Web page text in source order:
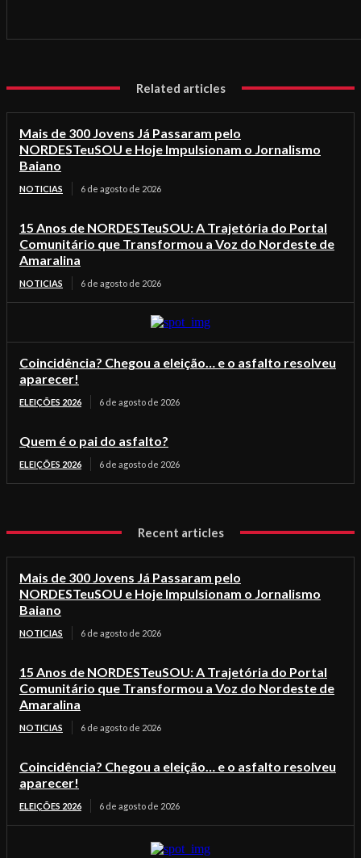
Related articles
Mais de 300 Jovens Já Passaram pelo
NORDESTeuSOU e Hoje Impulsionam o Jornalismo
Baiano
NOTICIAS 6 de agosto de 2026
15 Anos de NORDESTeuSOU: A Trajetória do Portal
Comunitário que Transformou a Voz do Nordeste de
Amaralina
NOTICIAS 6 de agosto de 2026
Coincidência? Chegou a eleição… e o asfalto resolveu
aparecer!
ELEIÇÕES 2026 6 de agosto de 2026
Quem é o pai do asfalto?
ELEIÇÕES 2026 6 de agosto de 2026
Recent articles
Mais de 300 Jovens Já Passaram pelo
NORDESTeuSOU e Hoje Impulsionam o Jornalismo
Baiano
NOTICIAS 6 de agosto de 2026
15 Anos de NORDESTeuSOU: A Trajetória do Portal
Comunitário que Transformou a Voz do Nordeste de
Amaralina
NOTICIAS 6 de agosto de 2026
Coincidência? Chegou a eleição… e o asfalto resolveu
aparecer!
ELEIÇÕES 2026 6 de agosto de 2026